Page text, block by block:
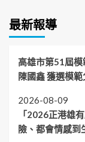
最新報導
高雄市第51屆
陳國鑫 獲選模
2026-08-09
「2026正港雄
險、都會情感到